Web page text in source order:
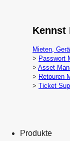
Kennst
Mieten,
> Passwort
> Asset
> Retouren
> Ticket
Produkte